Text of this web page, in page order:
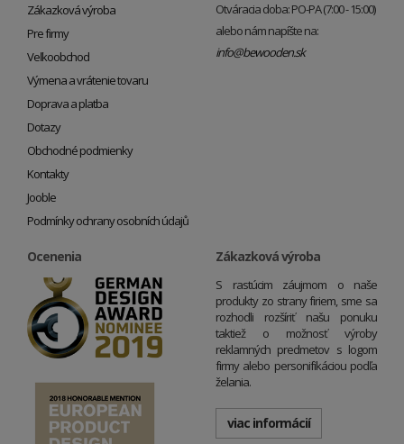
Zákazková výroba
Pre firmy
Veľkoobchod
Výmena a vrátenie tovaru
Doprava a platba
Dotazy
Obchodné podmienky
Kontakty
Jooble
Podmínky ochrany osobních údajů
Otváracia doba: PO-PA (7:00 - 15:00)
alebo nám napíšte na:
info@bewooden.sk
Ocenenia Zákazková výroba
S rastúcim záujmom o naše
produkty zo strany firiem, sme sa
rozhodli rozšíriť našu ponuku
taktiež o možnosť výroby
reklamných predmetov s logom
firmy alebo personifikáciou podľa
želania.
viac informácií